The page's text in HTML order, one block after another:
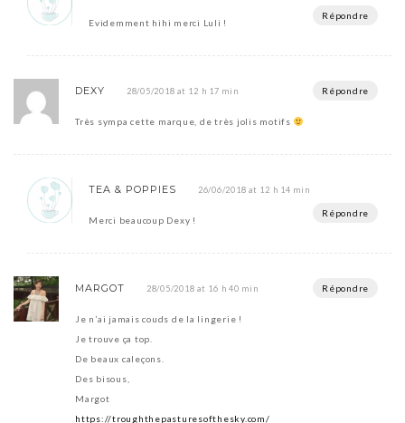
Répondre
Evidemment hihi merci Luli !
DEXY 28/05/2018 at 12 h 17 min Répondre
Très sympa cette marque, de très jolis motifs
TEA & POPPIES 26/06/2018 at 12 h 14 min
Répondre
Merci beaucoup Dexy !
MARGOT 28/05/2018 at 16 h 40 min Répondre
Je n’ai jamais couds de la lingerie !
Je trouve ça top.
De beaux caleçons.
Des bisous,
Margot
https://troughthepasturesofthesky.com/